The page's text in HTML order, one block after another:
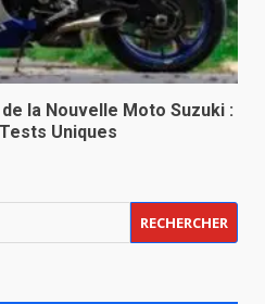
la Nouvelle Moto Suzuki :
Uniques